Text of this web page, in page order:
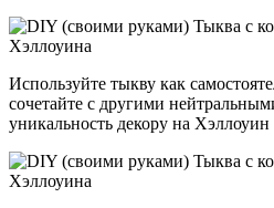
Используйте тыкву как
сочетайте с другими
уникальность декору на Хэллоуин